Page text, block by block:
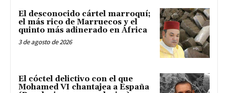
El desconocido cártel marroquí;
el más rico de Marruecos y el
quinto más adinerado en África
3 de agosto de 2026
El cóctel delictivo con el que
Mohamed VI chantajea a España